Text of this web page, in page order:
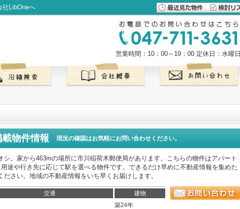
社LibOneへ
営業時間：10：00～19：00 定休日：水曜日
物件情報 現況の確認はお気軽にお問い合わせください。
シ。家から463mの場所に市川稲荷木郵便局があります。こちらの物件はアパート
途や行き先に応じて駅を選べる物件です。できるだけ早めに不動産情報を集めた
さい。地域の不動産情報をいち早くお届けします。
交通 建物
築24年